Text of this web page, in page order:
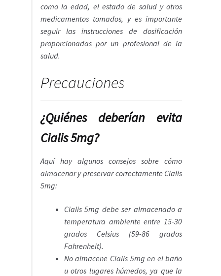
como la edad, el estado de salud y otros
medicamentos tomados, y es importante
seguir las instrucciones de dosificación
proporcionadas por un profesional de la
salud.
Precauciones
¿Quiénes deberían evita
Cialis 5mg?
Aquí hay algunos consejos sobre cómo
almacenar y preservar correctamente Cialis
5mg:
Cialis 5mg debe ser almacenado a
temperatura ambiente entre 15-30
grados Celsius (59-86 grados
Fahrenheit).
No almacene Cialis 5mg en el baño
u otros lugares húmedos, ya que la